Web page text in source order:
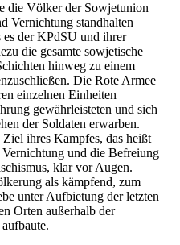
die Völker der Sowjetunion
Vernichtung standhalten
es der KPdSU und ihrer
die gesamte sowjetische
hinweg zu einem
Die Rote Armee
einzelnen Einheiten
gewährleisteten und sich
der Soldaten erwarben.
ihres Kampfes, das heißt
und die Befreiung
klar vor Augen.
als kämpfend, zum
unter Aufbietung der letzten
Orten außerhalb der